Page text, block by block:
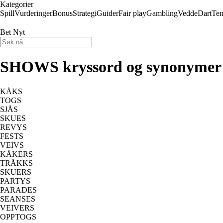
Kategorier
SpillVurderingerBonusStrategiGuiderFair playGamblingVeddeDart
Bet Nyt
SHOWS kryssord og synonymer
KÅKS
TOGS
SJÅS
SKUES
REVYS
FESTS
VEIVS
KÅKERS
TRÅKKS
SKUERS
PARTYS
PARADES
SEANSES
VEIVERS
OPPTOGS